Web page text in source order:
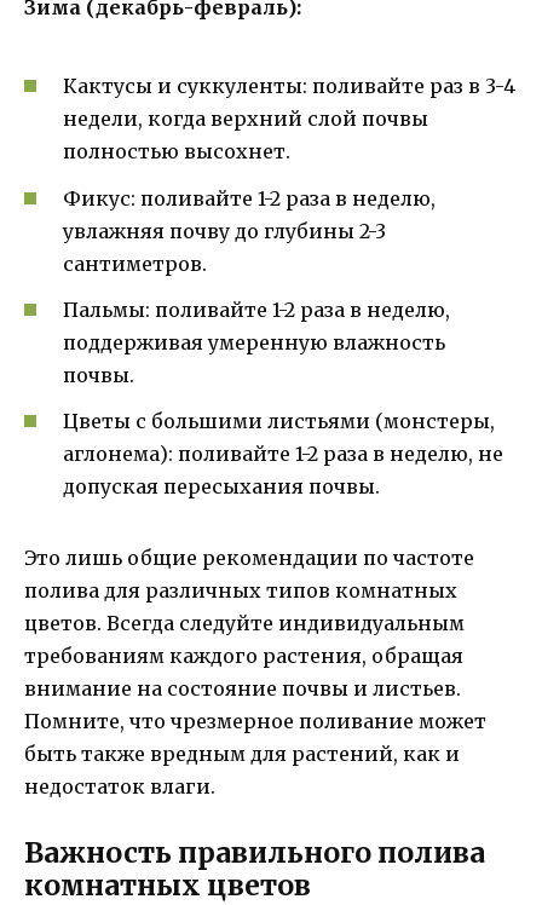
Зима (декабрь-февраль):
Кактусы и суккуленты: поливайте раз в 3-4
недели, когда верхний слой почвы
полностью высохнет.
Фикус: поливайте 1-2 раза в неделю,
увлажняя почву до глубины 2-3
сантиметров.
Пальмы: поливайте 1-2 раза в неделю,
поддерживая умеренную влажность
почвы.
Цветы с большими листьями (монстеры,
аглонема): поливайте 1-2 раза в неделю, не
допуская пересыхания почвы.
Это лишь общие рекомендации по частоте
полива для различных типов комнатных
цветов. Всегда следуйте индивидуальным
требованиям каждого растения, обращая
внимание на состояние почвы и листьев.
Помните, что чрезмерное поливание может
быть также вредным для растений, как и
недостаток влаги.
Важность правильного полива
комнатных цветов